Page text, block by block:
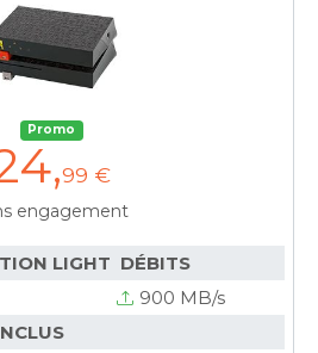
Promo
,99 €
engagement
LIGHT DÉBITS
900 MB/s